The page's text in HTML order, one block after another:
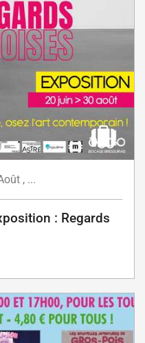
, ...
: Regards